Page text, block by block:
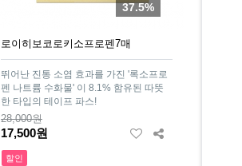
37.5%
로이히보코로키소프로펜7매
뛰어난 진통 소염 효과를 가진 '록소프로
펜 나트륨 수화물' 이 8.1% 함유된 따뜻
한 타입의 테이프 파스!
28,000원
17,500원
할인